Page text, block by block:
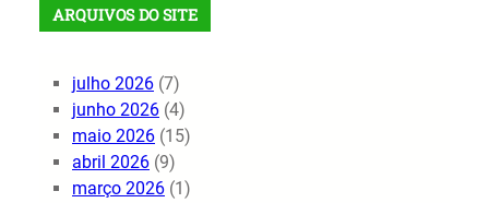
ARQUIVOS DO SITE
julho 2026 (7)
junho 2026 (4)
maio 2026 (15)
abril 2026 (9)
março 2026 (1)